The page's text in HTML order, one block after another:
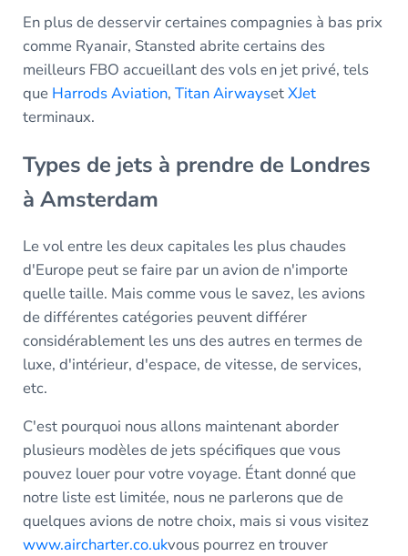
En plus de desservir certaines compagnies à bas prix
comme Ryanair, Stansted abrite certains des
meilleurs FBO accueillant des vols en jet privé, tels
que Harrods Aviation, Titan AirwaysetXJet
terminaux.
Types de jets à prendre de Londres
à Amsterdam
Le vol entre les deux capitales les plus chaudes
d'Europe peut se faire par un avion de n'importe
quelle taille. Mais comme vous le savez, les avions
de différentes catégories peuvent différer
considérablement les uns des autres en termes de
luxe, d'intérieur, d'espace, de vitesse, de services,
etc.
C'est pourquoi nous allons maintenant aborder
plusieurs modèles de jets spécifiques que vous
pouvez louer pour votre voyage. Étant donné que
notre liste est limitée, nous ne parlerons que de
quelques avions de notre choix, mais si vous visitez
www.aircharter.co.ukvous pourrez en trouver